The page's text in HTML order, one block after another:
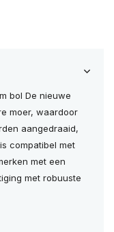
bol De nieuwe
moer, waardoor
aangedraaid,
compatibel met
met een
met robuuste